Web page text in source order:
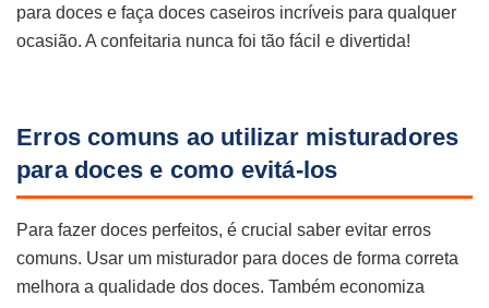
para doces e faça doces caseiros incríveis para qualquer
ocasião. A confeitaria nunca foi tão fácil e divertida!
Erros comuns ao utilizar misturadores
para doces e como evitá-los
Para fazer doces perfeitos, é crucial saber evitar erros
comuns. Usar um misturador para doces de forma correta
melhora a qualidade dos doces. Também economiza